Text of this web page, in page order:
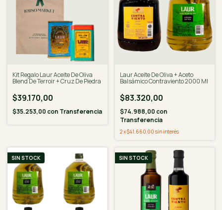
Kit Regalo Laur Aceite De Oliva
Blend De Terroir + Cruz De Piedra
$39.170,00
$35.253,00 con Transferencia
Laur Aceite De Oliva + Aceto
Balsámico Contraviento 2000 Ml
$83.320,00
$74.988,00 con
Transferencia
2x$41.660,00 sin interés
SIN STOCK SIN STOCK